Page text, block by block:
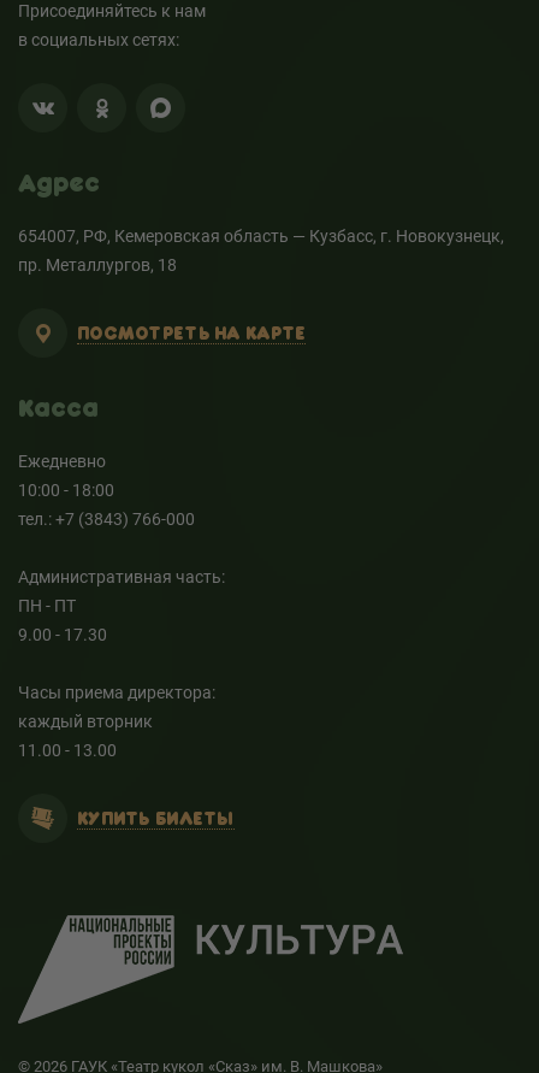
Присоединяйтесь к нам
в социальных сетях:
Адрес
654007, РФ, Кемеровская область — Кузбасс, г. Новокузнецк,
пр. Металлургов, 18
ПОСМОТРЕТЬ НА КАРТЕ
Касса
Ежедневно
10:00 - 18:00
тел.: +7 (3843) 766-000
Административная часть:
ПН - ПТ
9.00 - 17.30
Часы приема директора:
каждый вторник
11.00 - 13.00
КУПИТЬ БИЛЕТЫ
© 2026 ГАУК «Театр кукол «Сказ» им. В. Машкова»